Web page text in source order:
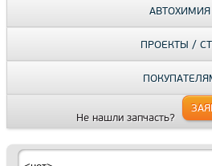
АВТОХИМИЯ
ПРОЕКТЫ /
Не нашли запчасть?